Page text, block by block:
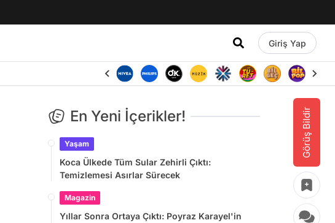
Giriş Yap
Görüş Bildir
En Yeni İçerikler!
Yaşam
Koca Ülkede Tüm Sular Zehirli Çıktı:
Temizlemesi Asırlar Sürecek
Magazin
Yıllar Sonra Ortaya Çıktı: Poyraz Karayel'in